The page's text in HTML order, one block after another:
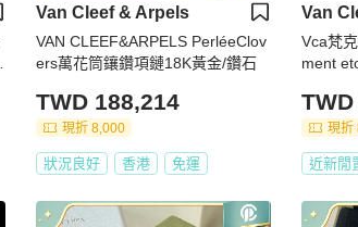
Van Cleef & Arpels
VAN CLEEF&ARPELS PerléeClov
ers萬花筒鑲鑽項鏈18K黃金/鑽石
TWD 188,214
現折 8,000
狀況良好 香港 免運
Van
Vca梵
ment
現折
近新閒